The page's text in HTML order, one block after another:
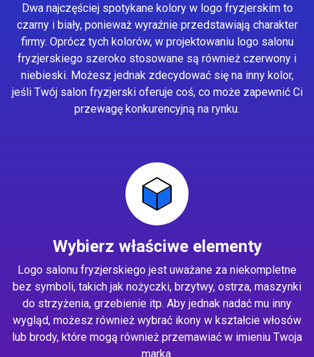
Dwa najczęściej spotykane kolory w logo fryzjerskim to
czarny i biały, ponieważ wyraźnie przedstawiają charakter
firmy. Oprócz tych kolorów, w projektowaniu logo salonu
fryzjerskiego szeroko stosowane są również czerwony i
niebieski. Możesz jednak zdecydować się na inny kolor,
jeśli Twój salon fryzjerski oferuje coś, co może zapewnić Ci
przewagę konkurencyjną na rynku.
Wybierz właściwe elementy
Logo salonu fryzjerskiego jest uważane za niekompletne
bez symboli, takich jak nożyczki, brzytwy, ostrza, maszynki
do strzyżenia, grzebienie itp. Aby jednak nadać mu inny
wygląd, możesz również wybrać ikony w kształcie włosów
lub brody, które mogą również przemawiać w imieniu Twoja
marka.